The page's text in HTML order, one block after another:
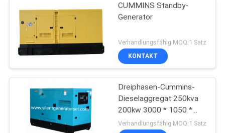
CUMMINS Standby-
Generator
Verhandlungsfähig MOQ:1 Satz
KONTAKT
Dreiphasen-Cummins-
Dieselaggregat 250kva
200kw 3000 * 1050 *
1750mm
Verhandlungsfähig MOQ:1 Satz